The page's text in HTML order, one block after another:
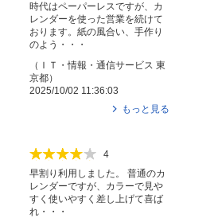
時代はペーパーレスですが、カ
レンダーを使った営業を続けて
おります。紙の風合い、手作り
のよう・・・
（ ＩＴ・情報・通信サービス 東
京都）
2025/10/02 11:36:03
もっと見る
4
早割り利用しました。 普通のカ
レンダーですが、カラーで見や
すく使いやすく差し上げて喜ば
れ・・・